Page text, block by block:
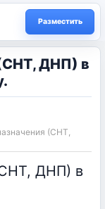
Разместить
ДНП) в
(СНТ,
ДНП) в